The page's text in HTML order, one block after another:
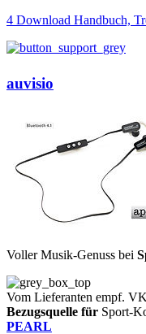
4 Download Handbuch,
auvisio
Voller Musik-Genuss bei
Vom Lieferanten empf.
Bezugsquelle für Sport-
PEARL